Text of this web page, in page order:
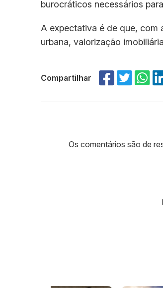
burocráticos necessários
A expectativa é de que, com
urbana, valorização
Compartilhar
Os comentários são de